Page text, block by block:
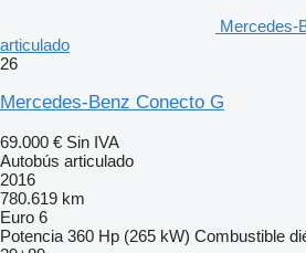
Mercedes-
articulado
26
Mercedes-Benz Conecto G
69.000 € Sin IVA
Autobús articulado
2016
780.619 km
Euro 6
Potencia 360 Hp (265 kW) Combustible